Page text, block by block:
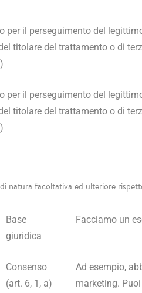
per il perseguimento del
titolare del trattamento o di
per il perseguimento del
titolare del trattamento o di
natura facoltativa ed ulteriore
Base
giuridica
Facciamo un
Consenso
(art. 6, 1, a)
Ad esempio,
marketing.